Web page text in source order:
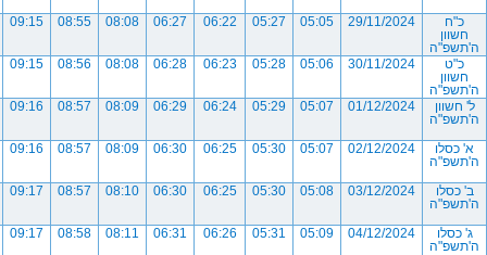
כ"ח
חשוון
ה'תשפ"ה
29/11/2024
05:05
05:27
06:22
06:27
08:08
08:55
09:15
כ"ט
חשוון
ה'תשפ"ה
30/11/2024
05:06
05:28
06:23
06:28
08:08
08:56
09:15
ל' חשוון
ה'תשפ"ה
01/12/2024
05:07
05:29
06:24
06:29
08:09
08:57
09:16
א' כסלו
ה'תשפ"ה
02/12/2024
05:07
05:30
06:25
06:30
08:09
08:57
09:16
ב' כסלו
ה'תשפ"ה
03/12/2024
05:08
05:30
06:25
06:30
08:10
08:57
09:17
ג' כסלו
ה'תשפ"ה
04/12/2024
05:09
05:31
06:26
06:31
08:11
08:58
09:17